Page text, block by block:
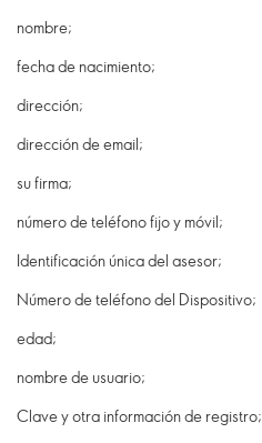
nombre;
fecha de nacimiento;
dirección;
dirección de email;
su firma;
número de teléfono fijo y móvil;
Identificación única del asesor;
Número de teléfono del Dispositivo;
edad;
nombre de usuario;
Clave y otra información de registro;